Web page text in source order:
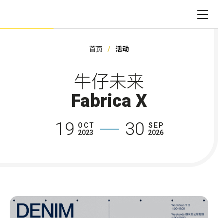
首页 活动
牛仔未来
Fabrica X
19
OCT
2023
30
SEP
2026